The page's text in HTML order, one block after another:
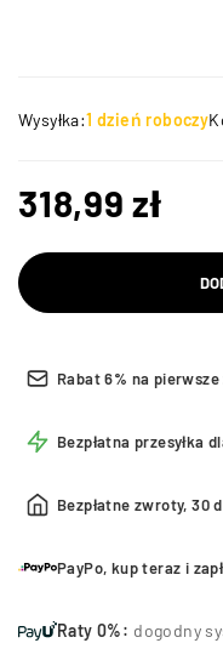
Wysyłka:1 dzień roboczy
318,99zł
Rabat 6% na
Bezpłatna przesyłka
Bezpłatne zwroty, 30
PayPo, kup teraz i
Raty 0%: dogodny